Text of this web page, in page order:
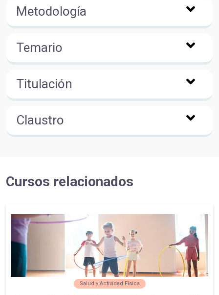
Metodología
Temario
Titulación
Claustro
Cursos relacionados
Salud y Actividad Física